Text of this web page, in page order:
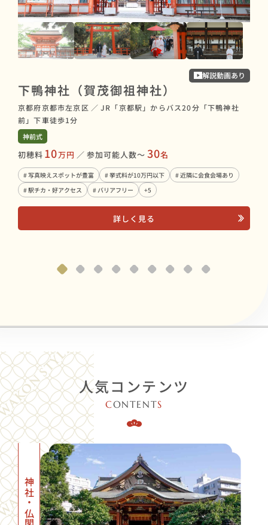
解説動画あり
下鴨神社（賀茂御祖神社）
京都府京都市左京区 ／ JR「京都駅」からバス20分「下鴨神社
前」下車徒歩1分
神前式
初穂料 10万円 ／ 参加可能人数〜 30名
# 写真映えスポットが豊富 # 挙式料が10万円以下
# 近隣に会食会場あり
# 駅チカ・好アクセス
# バリアフリー +5
詳しく見る
人気コンテンツ
CONTENTS